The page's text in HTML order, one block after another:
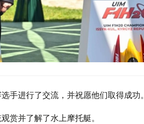
手进行了交流，并祝愿他们取得成功。
赏并了解了水上摩托艇。